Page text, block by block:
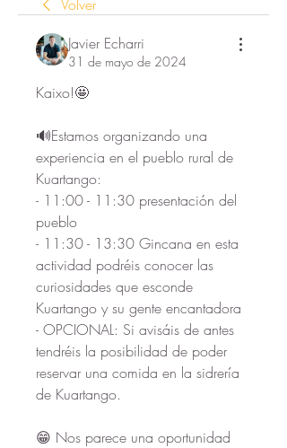
Volver
Javier Echarri
31 de mayo de 2024
Kaixo!🤩
🔊Estamos organizando una
experiencia en el pueblo rural de
Kuartango:
- 11:00 - 11:30 presentación del
pueblo
- ⁠11:30 - 13:30 Gincana en esta
actividad podréis conocer las
curiosidades que esconde
Kuartango y su gente encantadora
- ⁠OPCIONAL: Si avisáis de antes
tendréis la posibilidad de poder
reservar una comida en la sidrería
de Kuartango.
😁 Nos parece una oportunidad